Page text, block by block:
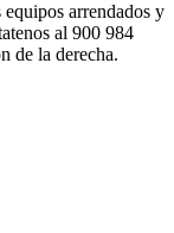
arrendados y
al 900 984
de la derecha.